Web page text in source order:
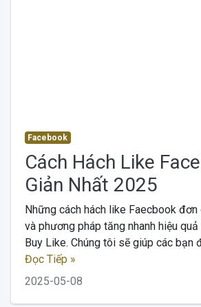
Facebook
Cách Hách Like
Giản Nhất 2025
Những cách hách like Faecbook
và phương pháp tăng nhanh hiệu
Buy Like. Chúng tôi sẽ giúp các bạn
Đọc Tiếp »
2025-05-08